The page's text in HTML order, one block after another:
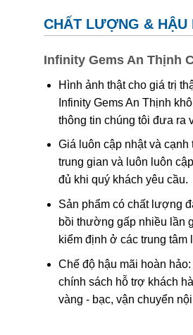
cơ.Thyocyanat sắt IIIđược
Các công trình gần đây cho
tương tác phức tạp của sắt
Khi nung nóng ametit
được coi đơn giản chỉ là
Ametit tổng hợp rất giống
nhiên nên rất khó phân biệt
nghiệm dựa trên quy luật
thạch anh phải và trái được
dễ dàng hơn. Tuy nhiên về
CHẤT LƯỢNG & HẬU
Infinity Gems An Thịnh
Hình ảnh thật cho giá trị
Infinity Gems An Thịnh
thông tin chúng tôi đưa ra
Giá luôn cập nhật và
trung gian và luôn luôn
đủ khi quý khách yêu cầu.
Sản phẩm có chất lượng
bồi thường gấp nhiều lần
kiểm định ở các trung
Chế độ hậu mãi hoàn
chính sách hỗ trợ khách
vàng - bạc, vận chuyển